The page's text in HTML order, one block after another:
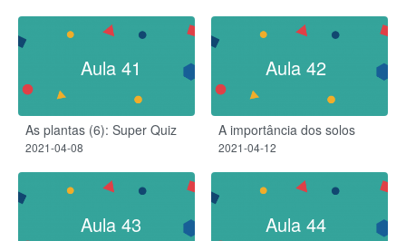
Aula 41
As plantas (6): Super Quiz
2021-04-08
Aula 42
A importância dos solos
2021-04-12
Aula 43 Aula 44